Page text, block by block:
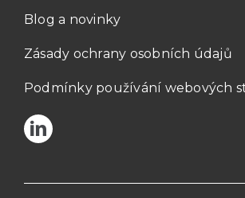
Blog a novinky
Zásady ochrany osobních údajů
Podmínky používání webových